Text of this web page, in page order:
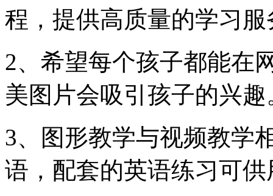
程，提供高质量的学习服
2、希望每个孩子都能在
美图片会吸引孩子的兴趣
3、图形教学与视频教学
语，配套的英语练习可